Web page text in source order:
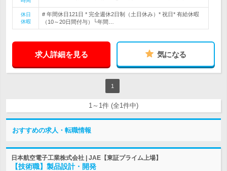
休日
休暇
# 年間休日121日 * 完全週休2日制（土日休み）* 祝日* 有給休暇
（10～20日間付与）└年間…
求人詳細を見る 気になる
1
1～1件 (全1件中)
おすすめの求人・転職情報
日本航空電子工業株式会社 | JAE【東証プライム上場】
【技術職】製品設計・開発